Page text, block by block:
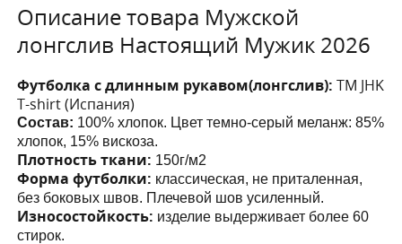
Описание товара Мужской
лонгслив Настоящий Мужик 2026
Футболка с длинным рукавом(лонгслив):ТМ JHK
T-shirt (Испания)
Состав: 100% хлопок. Цвет темно-серый меланж: 85%
хлопок, 15% вискоза.
Плотность ткани: 150г/м2
Форма футболки: классическая, не приталенная,
без боковых швов. Плечевой шов усиленный.
Износостойкость: изделие выдерживает более 60
стирок.